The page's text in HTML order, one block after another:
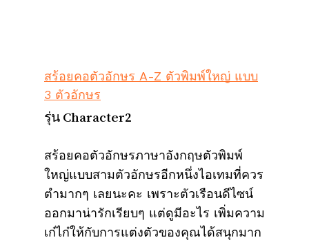
สร้อยคอตัวอักษร A-Z ตัวพิมพ์ใหญ่ แบบ
3 ตัวอักษร
รุ่น Character2
สร้อยคอตัวอักษรภาษาอังกฤษตัวพิมพ์
ใหญ่แบบสามตัวอักษรอีกหนึ่งไอเทมที่ควร
ตำมากๆ เลยนะคะ เพราะตัวเรือนดีไซน์
ออกมาน่ารักเรียบๆ แต่ดูมีอะไร เพิ่มความ
เก๋ไก๋ให้กับการแต่งตัวของคุณได้สนุกมาก